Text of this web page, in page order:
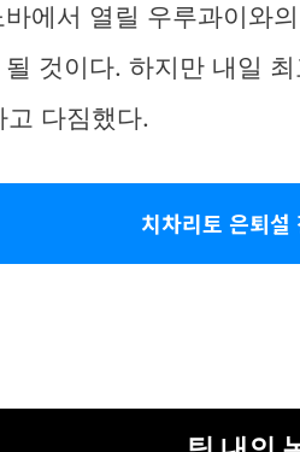
에서 열릴 우루과이와
것이다. 하지만 내일
고 다짐했다.
치차리토 은퇴설